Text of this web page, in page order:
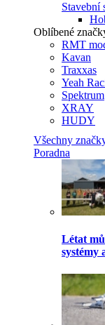
Stavební
Oblíbené
RMT
Kavan
Traxxas
Yeah
Spektrum
XRAY
HUDY
Všechny
Poradna
Létat
systémy